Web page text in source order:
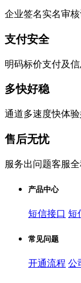
企业签名实名审
支付安全
明码标价支付及
多快好稳
通道多速度快体
售后无忧
服务出问题客服
产品中心
短信接口 短
常见问题
开通流程 公